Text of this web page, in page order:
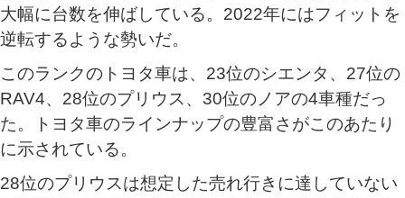
大幅に台数を伸ばしている。2022年にはフィットを
逆転するような勢いだ。
このランクのトヨタ車は、23位のシエンタ、27位の
RAV4、28位のプリウス、30位のノアの4車種だっ
た。トヨタ車のラインナップの豊富さがこのあたり
に示されている。
28位のプリウスは想定した売れ行きに達していない